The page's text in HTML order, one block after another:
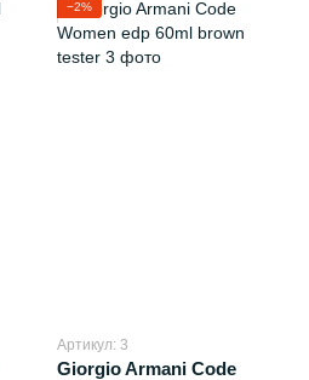
−2%
Артикул: 3
Giorgio Armani Code